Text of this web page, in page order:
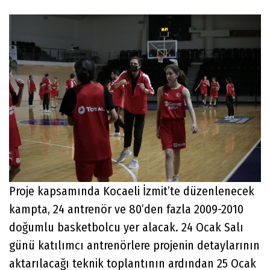
Proje kapsamında Kocaeli İzmit’te düzenlenecek
kampta, 24 antrenör ve 80’den fazla 2009-2010
doğumlu basketbolcu yer alacak. 24 Ocak Salı
günü katılımcı antrenörlere projenin detaylarının
aktarılacağı teknik toplantının ardından 25 Ocak